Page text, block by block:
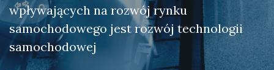
wpływających na rozwój rynku
samochodowego jest rozwój technologii
samochodowej